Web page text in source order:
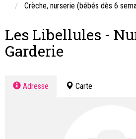
Crèche, nurserie (bébés dès 6
Les Libellules -
Garderie
Adresse Carte